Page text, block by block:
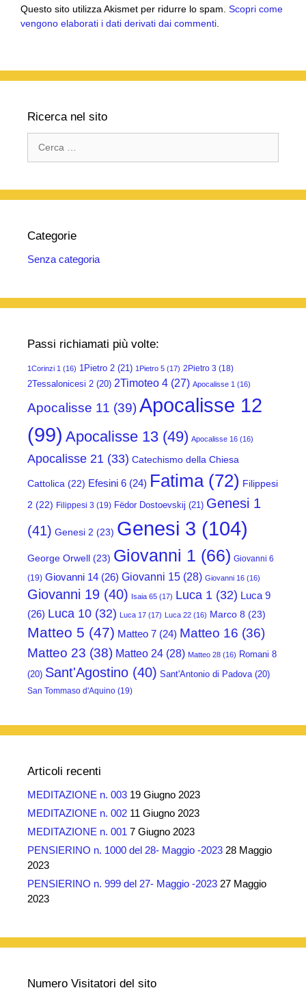
Questo sito utilizza Akismet per ridurre lo spam. Scopri come
vengono elaborati i dati derivati dai commenti.
Ricerca nel sito
per:
Categorie
Senza categoria
Passi richiamati più volte:
1Corinzi 1 (16) 1Pietro 2 (21) 1Pietro 5 (17) 2Pietro 3 (18)
2Tessalonicesi 2 (20) 2Timoteo 4 (27) Apocalisse 1 (16)
Apocalisse 11 (39)Apocalisse 12
(99) Apocalisse 13 (49) Apocalisse 16 (16)
Apocalisse 21 (33) Catechismo della Chiesa
Cattolica (22) Efesini 6 (24) Fatima(72) Filippesi
2 (22) Filippesi 3 (19) Fëdor Dostoevskij (21) Genesi 1
(41) Genesi 2 (23) Genesi 3 (104)
George Orwell (23) Giovanni 1 (66) Giovanni 6
(19) Giovanni 14 (26) Giovanni 15 (28) Giovanni 16 (16)
Giovanni 19 (40) Isaia 65 (17) Luca 1 (32) Luca 9
(26) Luca 10 (32) Luca 17 (17) Luca 22 (16) Marco 8 (23)
Matteo 5 (47) Matteo 7 (24) Matteo 16 (36)
Matteo 23 (38) Matteo 24 (28) Matteo 28 (16) Romani 8
(20) Sant'Agostino (40) Sant'Antonio di Padova(20)
San Tommaso d'Aquino (19)
Articoli recenti
MEDITAZIONE n. 003 19 Giugno 2023
MEDITAZIONE n. 002 11 Giugno 2023
MEDITAZIONE n. 001 7 Giugno 2023
PENSIERINO n. 1000 del 28- Maggio -2023 28 Maggio
2023
PENSIERINO n. 999 del 27- Maggio -2023 27 Maggio
2023
Numero Visitatori del sito